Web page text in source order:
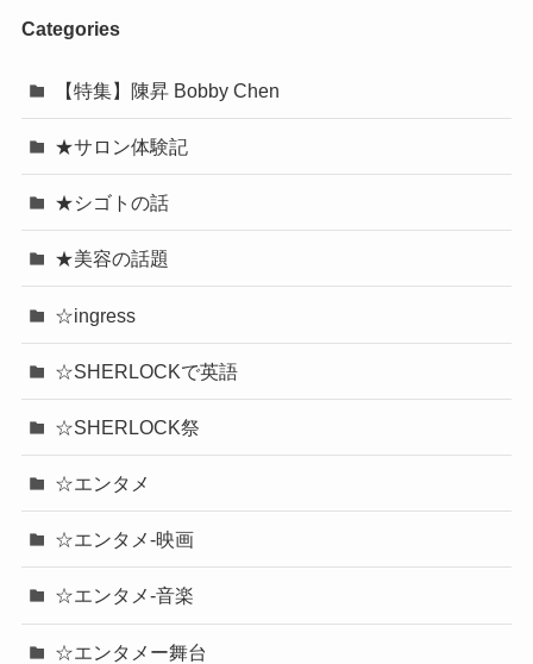
Categories
【特集】陳昇 Bobby Chen
★サロン体験記
★シゴトの話
★美容の話題
☆ingress
☆SHERLOCKで英語
☆SHERLOCK祭
☆エンタメ
☆エンタメ-映画
☆エンタメ-音楽
☆エンタメー舞台